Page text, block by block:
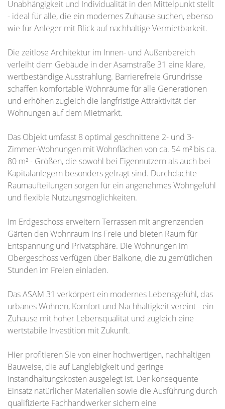
Unabhängigkeit und Individualität in den Mittelpunkt stellt
- ideal für alle, die ein modernes Zuhause suchen, ebenso
wie für Anleger mit Blick auf nachhaltige Vermietbarkeit.
Die zeitlose Architektur im Innen- und Außenbereich
verleiht dem Gebäude in der Asamstraße 31 eine klare,
wertbeständige Ausstrahlung. Barrierefreie Grundrisse
schaffen komfortable Wohnräume für alle Generationen
und erhöhen zugleich die langfristige Attraktivität der
Wohnungen auf dem Mietmarkt.
Das Objekt umfasst 8 optimal geschnittene 2- und 3-
Zimmer-Wohnungen mit Wohnflächen von ca. 54 m² bis ca.
80 m² - Größen, die sowohl bei Eigennutzern als auch bei
Kapitalanlegern besonders gefragt sind. Durchdachte
Raumaufteilungen sorgen für ein angenehmes Wohngefühl
und flexible Nutzungsmöglichkeiten.
Im Erdgeschoss erweitern Terrassen mit angrenzenden
Gärten den Wohnraum ins Freie und bieten Raum für
Entspannung und Privatsphäre. Die Wohnungen im
Obergeschoss verfügen über Balkone, die zu gemütlichen
Stunden im Freien einladen.
Das ASAM 31 verkörpert ein modernes Lebensgefühl, das
urbanes Wohnen, Komfort und Nachhaltigkeit vereint - ein
Zuhause mit hoher Lebensqualität und zugleich eine
wertstabile Investition mit Zukunft.
Hier profitieren Sie von einer hochwertigen, nachhaltigen
Bauweise, die auf Langlebigkeit und geringe
Instandhaltungskosten ausgelegt ist. Der konsequente
Einsatz natürlicher Materialien sowie die Ausführung durch
qualifizierte Fachhandwerker sichern eine